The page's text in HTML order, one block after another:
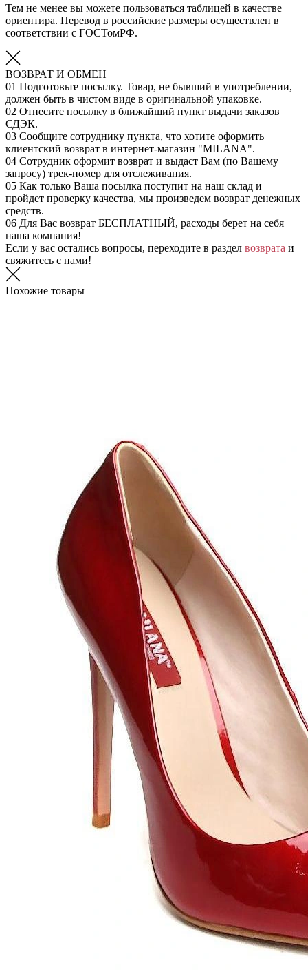
Тем не менее вы можете пользоваться таблицей в качестве
ориентира. Перевод в российские размеры осуществлен в
соответствии с ГОСТомРФ.
ВОЗВРАТ И ОБМЕН
01 Подготовьте посылку. Товар, не бывший в употреблении,
должен быть в чистом виде в оригинальной упаковке.
02 Отнесите посылку в ближайший пункт выдачи заказов
СДЭК.
03 Сообщите сотруднику пункта, что хотите оформить
клиентский возврат в интернет-магазин "MILANA".
04 Сотрудник оформит возврат и выдаст Вам (по Вашему
запросу) трек-номер для отслеживания.
05 Как только Ваша посылка поступит на наш склад и
пройдет проверку качества, мы произведем возврат денежных
средств.
06 Для Вас возврат БЕСПЛАТНЫЙ, расходы берет на себя
наша компания!
Если у вас остались вопросы, переходите в раздел возврата и
свяжитесь с нами!
Похожие товары